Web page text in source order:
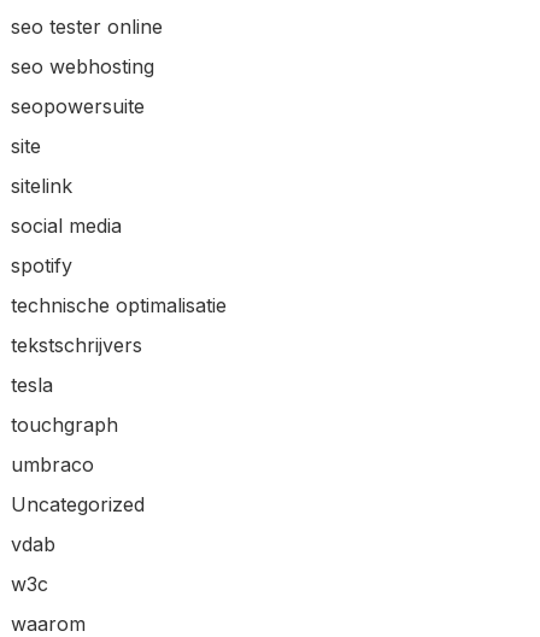
seo tester online
seo webhosting
seopowersuite
site
sitelink
social media
spotify
technische optimalisatie
tekstschrijvers
tesla
touchgraph
umbraco
Uncategorized
vdab
w3c
waarom